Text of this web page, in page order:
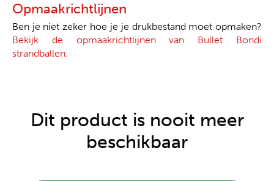
Opmaakrichtlijnen
Ben je niet zeker hoe je je drukbestand moet opmaken?
Bekijk de opmaakrichtlijnen van Bullet Bondi
strandballen.
Dit product is nooit meer
beschikbaar